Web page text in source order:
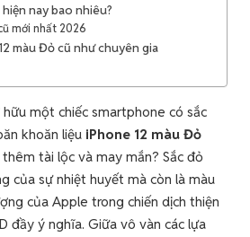
nay bao nhiêu?
mới nhất 2026
màu Đỏ cũ như chuyên gia
hữu một chiếc smartphone có sắc
khoăn liệu iPhone 12 màu Đỏ
tài lộc và may mắn? Sắc đỏ
của sự nhiệt huyết mà còn là màu
của Apple trong chiến dịch thiện
đầy ý nghĩa. Giữa vô vàn các lựa